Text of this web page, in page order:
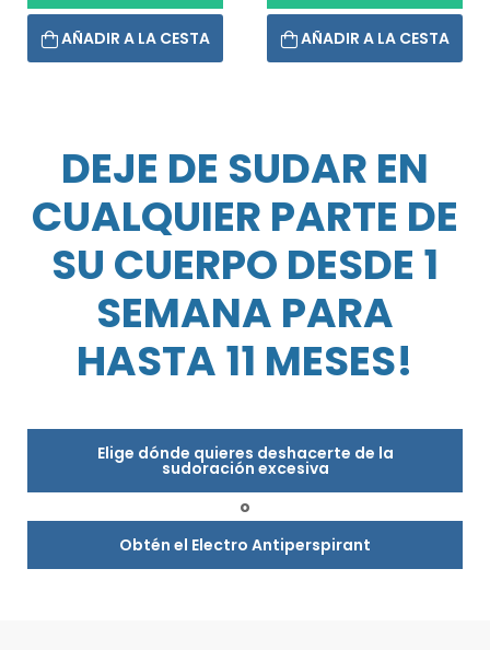
AÑADIR A LA CESTA AÑADIR A LA CESTA
DEJE DE SUDAR EN
CUALQUIER PARTE DE
SU CUERPO DESDE 1
SEMANA PARA
HASTA 11 MESES!
Elige dónde quieres deshacerte de la
sudoración excesiva
o
Obtén el Electro Antiperspirant